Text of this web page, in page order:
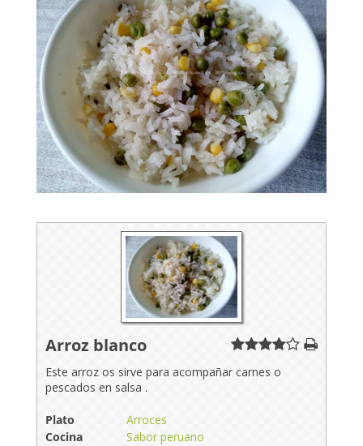
Arroz blanco
Este arroz os sirve para acompañar carnes o
pescados en salsa .
Plato
Arroces
Cocina
Sabor peruano